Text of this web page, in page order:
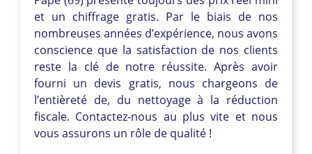
et un chiffrage gratis. Par le biais de nos
nombreuses années d’expérience, nous avons
conscience que la satisfaction de nos clients
reste la clé de notre réussite. Après avoir
fourni un devis gratis, nous chargeons de
l’entièreté de, du nettoyage à la réduction
fiscale. Contactez-nous au plus vite et nous
vous assurons un rôle de qualité !